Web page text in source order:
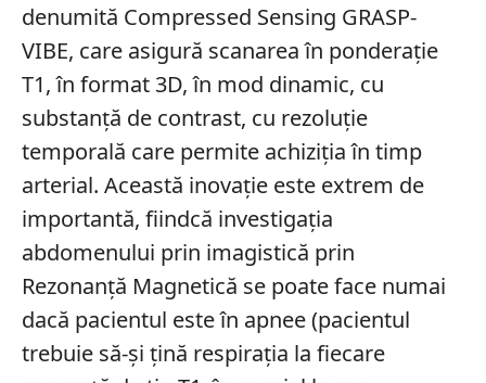
denumită Compressed Sensing GRASP-
VIBE, care asigură scanarea în ponderație
T1, în format 3D, în mod dinamic, cu
substanță de contrast, cu rezoluție
temporală care permite achiziția în timp
arterial. Această inovație este extrem de
importantă, fiindcă investigația
abdomenului prin imagistică prin
Rezonanță Magnetică se poate face numai
dacă pacientul este în apnee (pacientul
trebuie să-și țină respirația la fiecare